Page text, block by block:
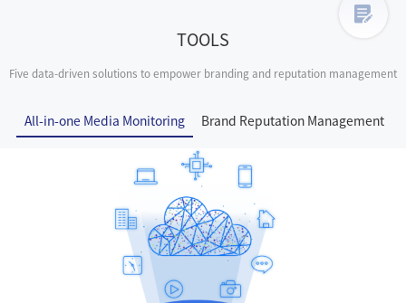
TOOLS
Five data-driven solutions to empower branding and reputation management
All-in-one Media Monitoring Brand Reputation Management